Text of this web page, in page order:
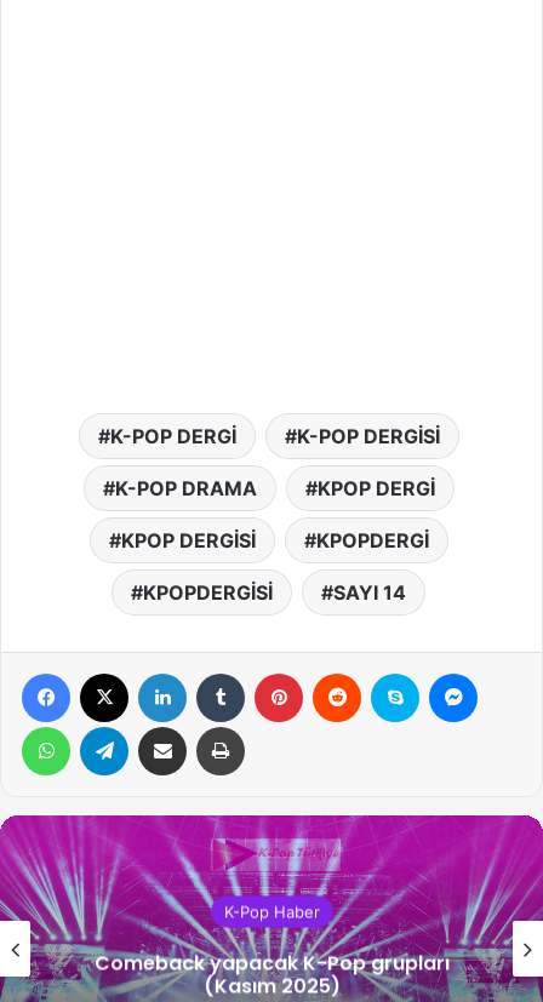
K-POP DERGİ K-POP DERGİSİ
K-POP DRAMA KPOP DERGİ
KPOP DERGİSİ KPOPDERGİ
KPOPDERGİSİ SAYI 14
Facebook LinkedIn Tumblr Pinterest Reddit Skype
WhatsAppTelegram Email ile gönder Yazdır
K-Pop Haber
Comeback yapacak K-Pop grupları
(Kasım 2025)